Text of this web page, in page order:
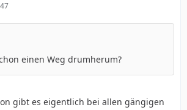
einen Weg drumherum?
gibt es eigentlich bei allen gängigen